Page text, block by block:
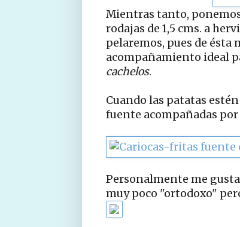
Mientras tanto,
rodajas de 1,5 cms. a
pelaremos, pues de ésta
acompañamiento ideal
cachelos.
Cuando las patatas
fuente acompañadas
Personalmente me
muy poco "ortodoxo"